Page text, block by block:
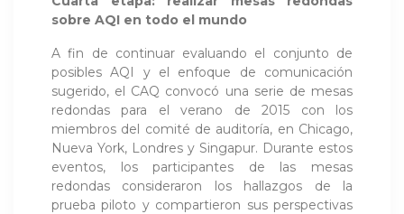
sobre AQI en todo el mundo
A fin de continuar evaluando el conjunto de
posibles AQI y el enfoque de comunicación
sugerido, el CAQ convocó una serie de mesas
redondas para el verano de 2015 con los
miembros del comité de auditoría, en Chicago,
Nueva York, Londres y Singapur. Durante estos
eventos, los participantes de las mesas
redondas consideraron los hallazgos de la
prueba piloto y compartieron sus perspectivas